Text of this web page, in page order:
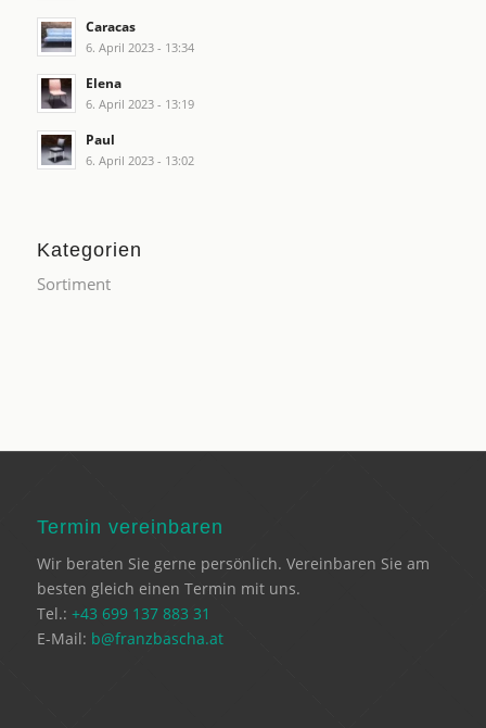
Caracas
6. April 2023 - 13:34
Elena
6. April 2023 - 13:19
Paul
6. April 2023 - 13:02
Kategorien
Sortiment
Termin vereinbaren
Wir beraten Sie gerne persönlich. Vereinbaren Sie am
besten gleich einen Termin mit uns.
Tel.: +43 699 137 883 31
E-Mail: b@franzbascha.at